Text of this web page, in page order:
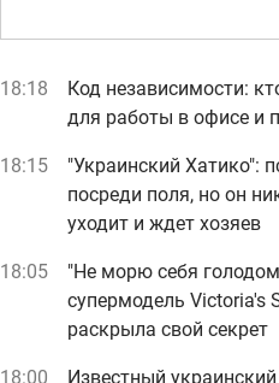
18:18
Код независимости:
для работы в офисе и
18:15
"Украинский Хатико":
посреди поля, но он
уходит и ждет хозяев
18:05
"Не морю себя
супермодель Victoria's
раскрыла свой секрет
18:00 Известный украинский